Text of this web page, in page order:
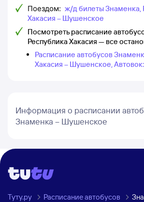
Поездом: ж/д билеты Знаменка,
Хакасия – Шушенское
Посмотреть расписание
Республика Хакасия — все
Расписание автобусов
Хакасия – Шушенское,
Информация о расписании
Знаменка – Шушенское
Туту.ру Расписание автобусов